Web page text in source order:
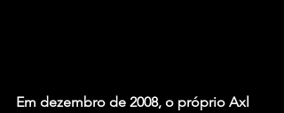
Em dezembro de 2008, o próprio Axl